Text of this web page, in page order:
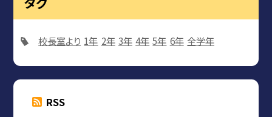
校長室より 1年 2年 3年 4年 5年 6年 全学年
RSS